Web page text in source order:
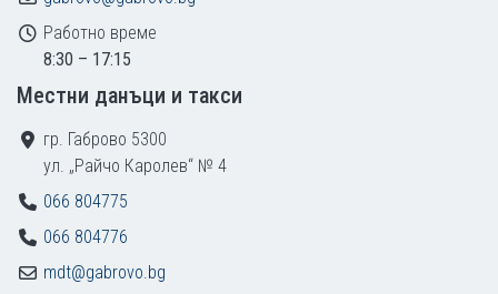
Работно време
8:30 – 17:15
Местни данъци и такси
гр. Габрово 5300
ул. „Райчо Каролев“ № 4
066 804775
066 804776
mdt@gabrovo.bg